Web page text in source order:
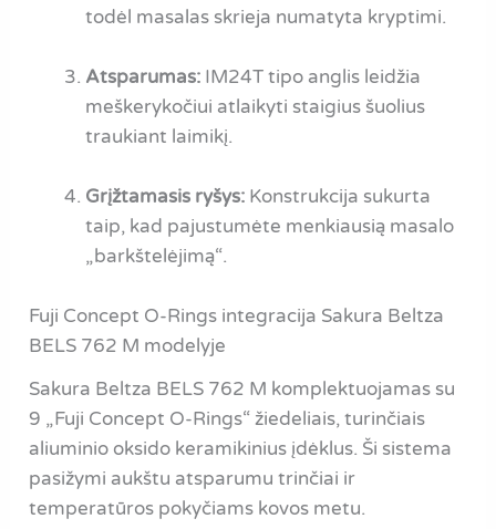
todėl masalas skrieja numatyta kryptimi.
Atsparumas: IM24T tipo anglis leidžia
meškerykočiui atlaikyti staigius šuolius
traukiant laimikį.
Grįžtamasis ryšys: Konstrukcija sukurta
taip, kad pajustumėte menkiausią masalo
„barkštelėjimą“.
Fuji Concept O-Rings integracija Sakura Beltza
BELS 762 M modelyje
Sakura Beltza BELS 762 M komplektuojamas su
9 „Fuji Concept O-Rings“ žiedeliais, turinčiais
aliuminio oksido keramikinius įdėklus. Ši sistema
pasižymi aukštu atsparumu trinčiai ir
temperatūros pokyčiams kovos metu.